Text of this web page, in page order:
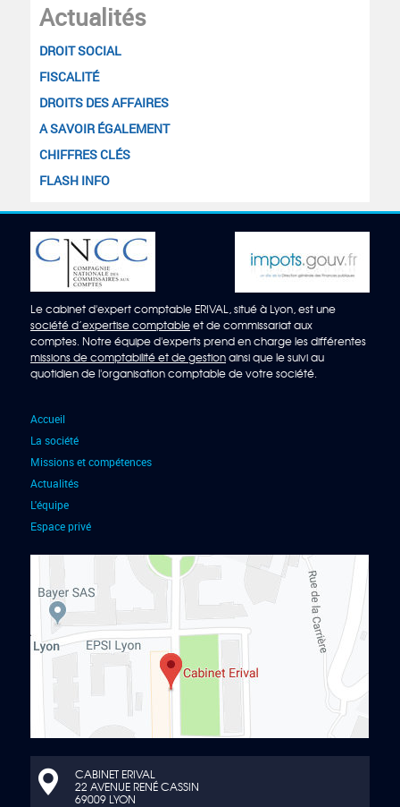
Actualités
DROIT SOCIAL
FISCALITÉ
DROITS DES AFFAIRES
A SAVOIR ÉGALEMENT
CHIFFRES CLÉS
FLASH INFO
Le cabinet d'expert comptable ERIVAL, situé à Lyon, est une
société d’expertise comptableet de commissariat aux
comptes. Notre équipe d'experts prend en charge les différentes
missions de comptabilité et de gestionainsi que le suivi au
quotidien de l'organisation comptable de votre société.
Accueil
La société
Missions et compétences
Actualités
L'équipe
Espace privé
CABINET ERIVAL
22 AVENUE RENÉ CASSIN
69009 LYON